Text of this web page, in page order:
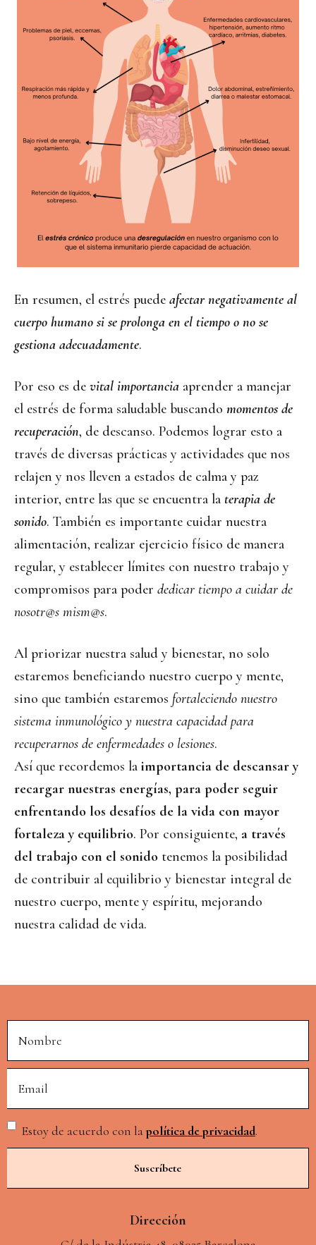
En resumen, el estrés puede afectar negativamente al
cuerpo humano si se prolonga en el tiempo o no se
gestiona adecuadamente.
Por eso es de vital importancia aprender a manejar
el estrés de forma saludable buscando momentos de
recuperación, de descanso. Podemos lograr esto a
través de diversas prácticas y actividades que nos
relajen y nos lleven a estados de calma y paz
interior, entre las que se encuentra la terapia de
sonido. También es importante cuidar nuestra
alimentación, realizar ejercicio físico de manera
regular, y establecer límites con nuestro trabajo y
compromisos para poder dedicar tiempo a cuidar de
nosotr@s mism@s.
Al priorizar nuestra salud y bienestar, no solo
estaremos beneficiando nuestro cuerpo y mente,
sino que también estaremos fortaleciendo nuestro
sistema inmunológico y nuestra capacidad para
recuperarnos de enfermedades o lesiones.
Así que recordemos la importancia de descansar y
recargar nuestras energías, para poder seguir
enfrentando los desafíos de la vida con mayor
fortaleza y equilibrio. Por consiguiente, a través
del trabajo con el sonido tenemos la posibilidad
de contribuir al equilibrio y bienestar integral de
nuestro cuerpo, mente y espíritu, mejorando
nuestra calidad de vida.
Estoy de acuerdo con lapolítica de privacidad.
Dirección